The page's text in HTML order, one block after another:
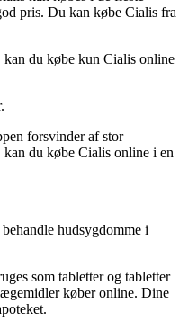
pris. Du kan købe Cialis fra
du købe kun Cialis online
forsvinder af stor
du købe Cialis online i en
hudsygdomme i
som tabletter og tabletter
køber online. Dine